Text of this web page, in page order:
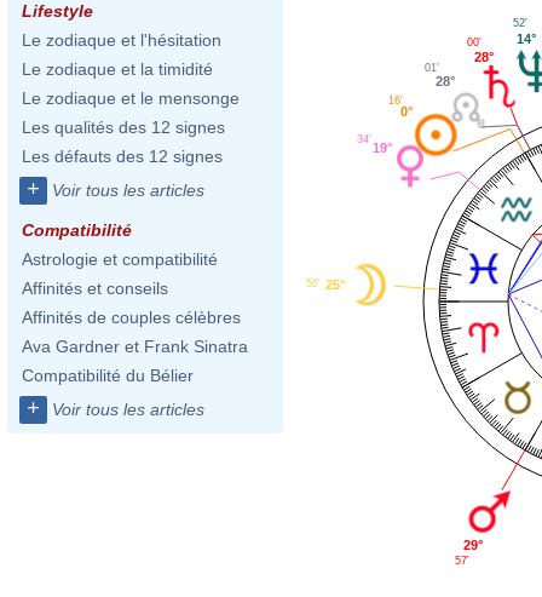
Lifestyle
Le zodiaque et l'hésitation
Le zodiaque et la timidité
Le zodiaque et le mensonge
Les qualités des 12 signes
Les défauts des 12 signes
+ Voir tous les articles
Compatibilité
Astrologie et compatibilité
Affinités et conseils
Affinités de couples célèbres
Ava Gardner et Frank Sinatra
Compatibilité du Bélier
+ Voir tous les articles
14°
52'
28°
00'
28°
01'
0°
16'
19°
34'
25°
56'
29°
57'